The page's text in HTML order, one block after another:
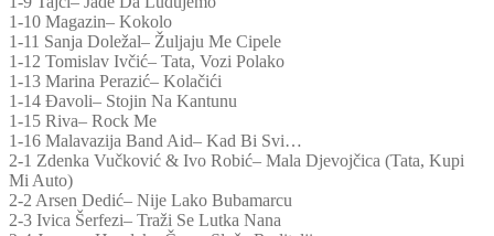
1-10 Magazin– Kokolo
1-11 Sanja Doležal– Žuljaju Me Cipele
1-12 Tomislav Ivčić– Tata, Vozi Polako
1-13 Marina Perazić– Kolačići
1-14 Đavoli– Stojin Na Kantunu
1-15 Riva– Rock Me
1-16 Malavazija Band Aid– Kad Bi Svi…
2-1 Zdenka Vučković & Ivo Robić– Mala Djevojčica (Tata, Kupi
Mi Auto)
2-2 Arsen Dedić– Nije Lako Bubamarcu
2-3 Ivica Šerfezi– Traži Se Lutka Nana